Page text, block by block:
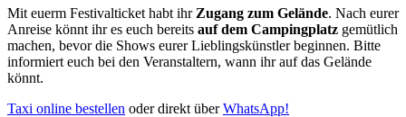
Mit euerm Festivalticket habt ihr Zugang zum Gelände. Nach eurer
Anreise könnt ihr es euch bereits auf dem Campingplatz gemütlich
machen, bevor die Shows eurer Lieblingskünstler beginnen. Bitte
informiert euch bei den Veranstaltern, wann ihr auf das Gelände
könnt.
Taxi online bestellen oder direkt überWhatsApp!